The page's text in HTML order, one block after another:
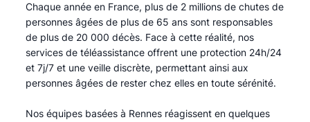
Chaque année en France, plus de 2 millions de chutes de
personnes âgées de plus de 65 ans sont responsables
de plus de 20 000 décès. Face à cette réalité, nos
services de téléassistance offrent une protection 24h/24
et 7j/7 et une veille discrète, permettant ainsi aux
personnes âgées de rester chez elles en toute sérénité.​
Nos équipes basées à Rennes réagissent en quelques